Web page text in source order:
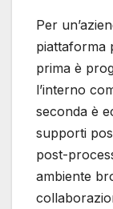
Per
piattaforma
prima è
l’interno
seconda è
supporti
post-
ambiente